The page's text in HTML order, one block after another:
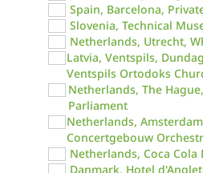
Spain, Barcelona,
Slovenia, Technical
Netherlands, Utrecht,
Latvia, Ventspils,
Ventspils Ortodoks
Netherlands, The
Parliament
Netherlands,
Concertgebouw
Netherlands, Coca
Danmark, Hotel